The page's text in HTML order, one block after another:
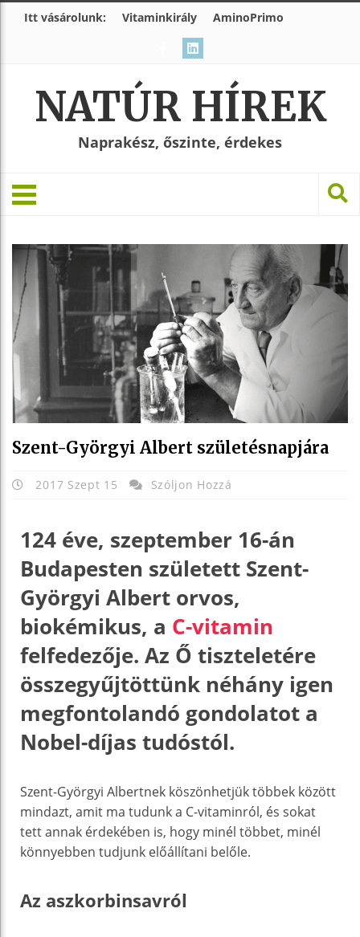
Itt vásárolunk: Vitaminkirály AminoPrimo
NATÚR HÍREK
Naprakész, őszinte, érdekes
Szent-Györgyi Albert születésnapjára
2017 Szept 15 Szóljon Hozzá
124 éve, szeptember 16-án
Budapesten született Szent-
Györgyi Albert orvos,
biokémikus, a C-vitamin
felfedezője. Az Ő tiszteletére
összegyűjtöttünk néhány igen
megfontolandó gondolatot a
Nobel-díjas tudóstól.
Szent-Györgyi Albertnek köszönhetjük többek között
mindazt, amit ma tudunk a C-vitaminról, és sokat
tett annak érdekében is, hogy minél többet, minél
könnyebben tudjunk előállítani belőle.
Az aszkorbinsavról